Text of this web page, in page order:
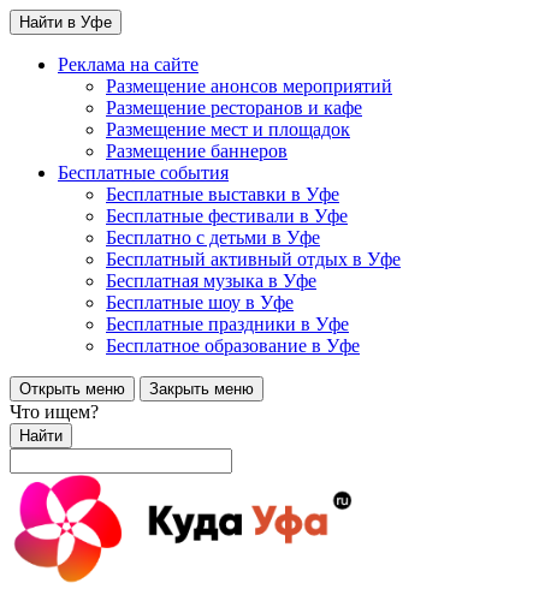
Найти в Уфе
Реклама на сайте
Размещение анонсов мероприятий
Размещение ресторанов и кафе
Размещение мест и площадок
Размещение баннеров
Бесплатные события
Бесплатные выставки в Уфе
Бесплатные фестивали в Уфе
Бесплатно с детьми в Уфе
Бесплатный активный отдых в Уфе
Бесплатная музыка в Уфе
Бесплатные шоу в Уфе
Бесплатные праздники в Уфе
Бесплатное образование в Уфе
Открыть меню Закрыть меню
Что ищем?
Найти